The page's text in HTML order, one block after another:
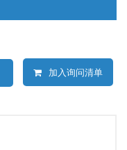
加入询问清单